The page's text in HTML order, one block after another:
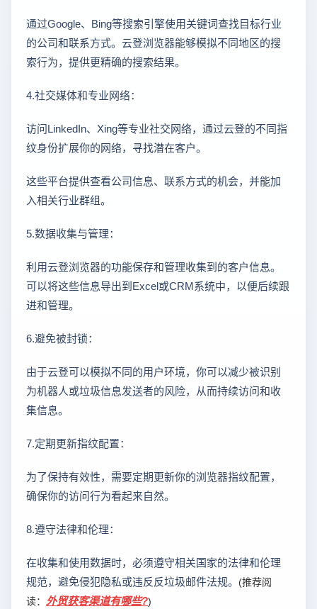
通过Google、Bing等搜索引擎使用关键词查找目标行业
的公司和联系方式。云登浏览器能够模拟不同地区的搜
索行为，提供更精确的搜索结果。
4.社交媒体和专业网络：
访问LinkedIn、Xing等专业社交网络，通过云登的不同指
纹身份扩展你的网络，寻找潜在客户。
这些平台提供查看公司信息、联系方式的机会，并能加
入相关行业群组。
5.数据收集与管理：
利用云登浏览器的功能保存和管理收集到的客户信息。
可以将这些信息导出到Excel或CRM系统中，以便后续跟
进和管理。
6.避免被封锁：
由于云登可以模拟不同的用户环境，你可以减少被识别
为机器人或垃圾信息发送者的风险，从而持续访问和收
集信息。
7.定期更新指纹配置：
为了保持有效性，需要定期更新你的浏览器指纹配置，
确保你的访问行为看起来自然。
8.遵守法律和伦理：
在收集和使用数据时，必须遵守相关国家的法律和伦理
规范，避免侵犯隐私或违反反垃圾邮件法规。 (推荐阅
读： 外贸获客渠道有哪些?)